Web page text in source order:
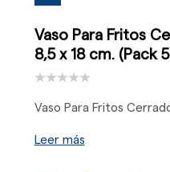
Vaso Para Fritos
8,5 x 18 cm. (Pack
Vaso Para Fritos
Leer más